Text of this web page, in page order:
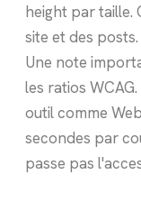
height par taille.
site et des posts.
Une note
les ratios
outil comme
secondes par
passe pas